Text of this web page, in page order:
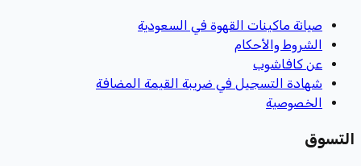
صيانة ماكينات القهوة في السعودية
الشروط والأحكام
عن كافاشوب
شهادة التسجيل في ضريبة القيمة المضافة
الخصوصية
التسوق